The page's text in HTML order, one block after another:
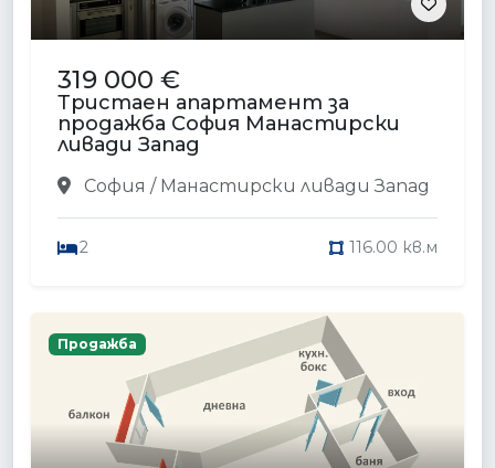
319 000 €
Тристаен апартамент за
продажба София Манастирски
ливади Запад
София / Манастирски ливади Запад
2 116.00 кв.м
Продажба